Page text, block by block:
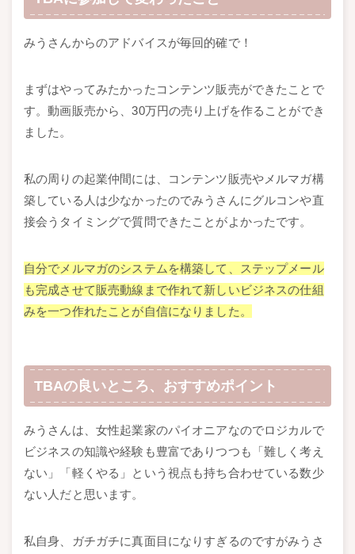
みうさんからのアドバイスが毎回的確で！
まずはやってみたかったコンテンツ販売ができたことで
す。動画販売から、30万円の売り上げを作ることができ
ました。
私の周りの起業仲間には、コンテンツ販売やメルマガ構
築している人は少なかったのでみうさんにグルコンや直
接会うタイミングで質問できたことがよかったです。
自分でメルマガのシステムを構築して、ステップメール
も完成させて販売動線まで作れて新しいビジネスの仕組
みを一つ作れたことが自信になりました。
TBAの良いところ、おすすめポイント
みうさんは、女性起業家のパイオニアなのでロジカルで
ビジネスの知識や経験も豊富でありつつも「難しく考え
ない」「軽くやる」という視点も持ち合わせている数少
ない人だと思います。
私自身、ガチガチに真面目になりすぎるのですがみうさ